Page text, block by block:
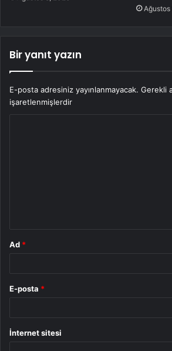
Bir yanıt yazın
E-posta adresiniz yayınlanmayacak. Gerekli
işaretlenmişlerdir
Ad *
E-posta *
İnternet sitesi